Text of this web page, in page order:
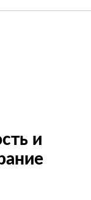
и